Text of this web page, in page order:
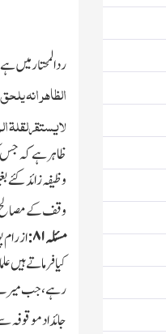
ردالمحتار میں
الظاھر انہ
لایستقرلقلۃ
ظاہر ہے کہ جس
وظیفہ زائد
وقف کے مصالح
مسئلہ۸۱: از
کیافرماتے ہیں
رہے،جب میرے
جائداد موقوفہ